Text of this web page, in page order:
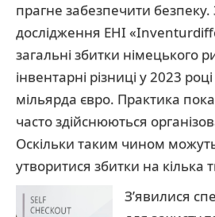
прагне забезпечити
дослідження EHI
загальні збитки німецького
інвентарні різниці у 2023
мільярда євро. Практика
часто здійснюються
Оскільки таким чином
утворитися збитки на кілька
З’явилися